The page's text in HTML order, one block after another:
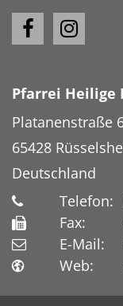
Pfarrei Heilige
Platanenstraße
65428
Deutschland
Telefon:
Fax:
E-Mail:
Web: